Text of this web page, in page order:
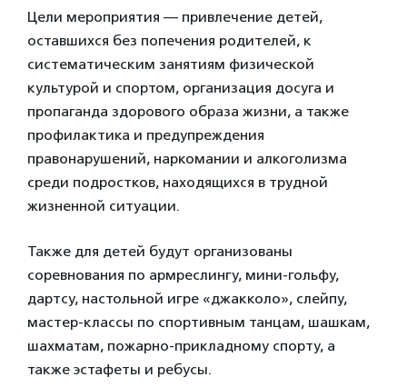
Цели мероприятия — привлечение детей,
оставшихся без попечения родителей, к
систематическим занятиям физической
культурой и спортом, организация досуга и
пропаганда здорового образа жизни, а также
профилактика и предупреждения
правонарушений, наркомании и алкоголизма
среди подростков, находящихся в трудной
жизненной ситуации.
Также для детей будут организованы
соревнования по армреслингу, мини-гольфу,
дартсу, настольной игре «джакколо», слейпу,
мастер-классы по спортивным танцам, шашкам,
шахматам, пожарно-прикладному спорту, а
также эстафеты и ребусы.